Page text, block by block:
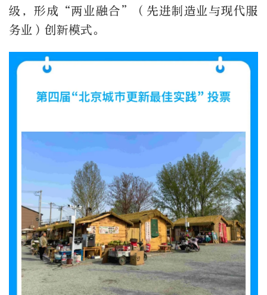
级，形成“两业融合”（先进制造业与现代服
务业）创新模式。